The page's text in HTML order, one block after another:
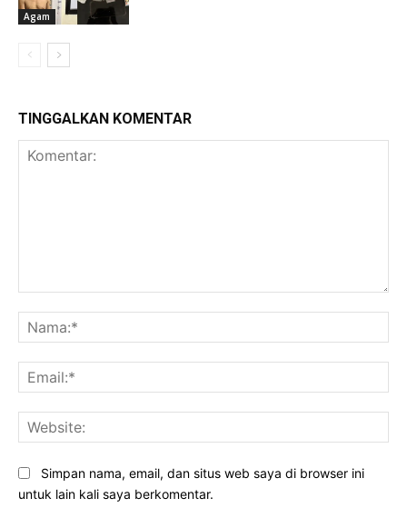
Agam
TINGGALKAN KOMENTAR
Simpan nama, email, dan situs web saya di browser ini
untuk lain kali saya berkomentar.